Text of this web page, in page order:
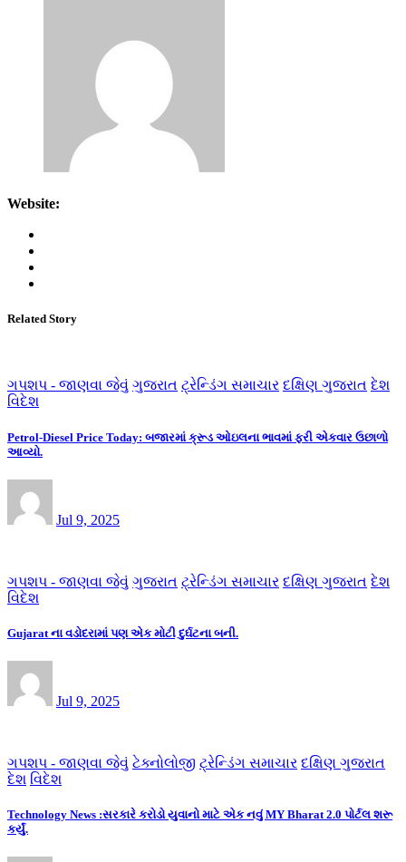
Website:
Related Story
ગપશપ - જાણવા જેવું ગુજરાત ટ્રેન્ડિંગ સમાચાર દક્ષિણ ગુજરાત દેશ
વિદેશ
Petrol-Diesel Price Today: બજારમાં ક્રૂડ ઓઇલના ભાવમાં ફરી એકવાર ઉછાળો
આવ્યો.
Jul 9, 2025
ગપશપ - જાણવા જેવું ગુજરાત ટ્રેન્ડિંગ સમાચાર દક્ષિણ ગુજરાત દેશ
વિદેશ
Gujarat ના વડોદરામાં પણ એક મોટી દુર્ઘટના બની.
Jul 9, 2025
ગપશપ - જાણવા જેવું ટેક્નોલોજી ટ્રેન્ડિંગ સમાચાર દક્ષિણ ગુજરાત
દેશ વિદેશ
Technology News :સરકારે કરોડો યુવાનો માટે એક નવું MY Bharat 2.0 પોર્ટલ શરૂ
કર્યું.